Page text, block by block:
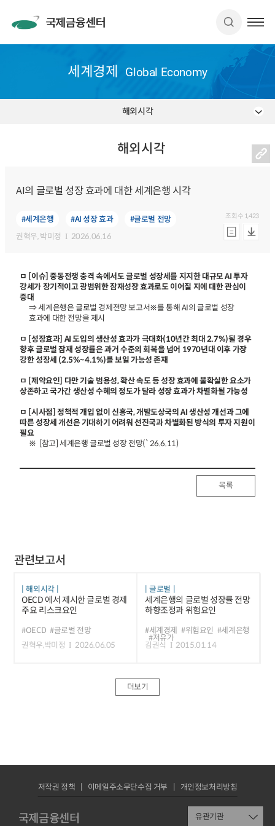
세계경제 Global Economy
해외시각
해외시각
AI의 글로벌 성장 효과에 대한 세계은행 시각
#세계은행 #AI 성장 효과
#글로벌 전망
권혁우, 박미정 2026.06.16
조회수 1,423
ㅁ [이슈] 중동전쟁 충격 속에서도 글로벌 성장세를 지지한 대규모 AI 투자
강세가 장기적이고 광범위한 잠재성장 효과로도 이어질 지에 대한 관심이
증대
⇒ 세계은행은 글로벌 경제전망 보고서※를 통해 AI의 글로벌 성장
효과에 대한 전망을 제시
ㅁ [성장효과] AI 도입의 생산성 효과가 극대화(10년간 최대 2.7%)될 경우
향후 글로벌 잠재 성장률은 과거 수준의 회복을 넘어 1970년대 이후 가장
강한 성장세 (2.5%~4.1%)를 보일 가능성 존재
ㅁ [제약요인] 다만 기술 범용성, 확산 속도 등 성장 효과에 불확실한 요소가
상존하고 국가간 생산성 수혜의 정도가 달라 성장 효과가 차별화될 가능성
ㅁ [시사점] 정책적 개입 없이 신흥국, 개발도상국의 AI 생산성 개선과 그에
따른 성장세 개선은 기대하기 어려워 선진국과 차별화된 방식의 투자 지원이
필요
※ [참고] 세계은행 글로벌 성장 전망(`26.6.11)
목록
관련보고서
해외시각
OECD 에서 제시한 글로벌 경제
주요 리스크요인
#OECD #글로벌 전망
권혁우,박미정
2026.06.05
글로벌
세계은행의 글로벌 성장률 전망
하향조정과 위험요인
#세계경제 #위험요인 #세계은행
#저유가
김권식 2015.01.14
더보기
국제금융센터
저작권 정책 이메일주소무단수집 거부 개인정보처리방침
유관기관